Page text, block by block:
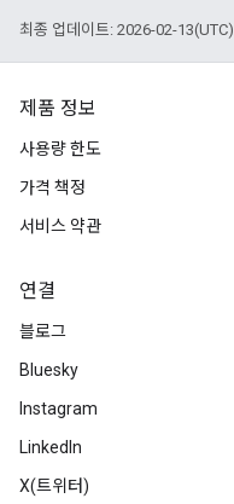
최종 업데이트: 2026-02-13(UTC)
제품 정보
사용량 한도
가격 책정
서비스 약관
연결
블로그
Bluesky
Instagram
LinkedIn
X(트위터)